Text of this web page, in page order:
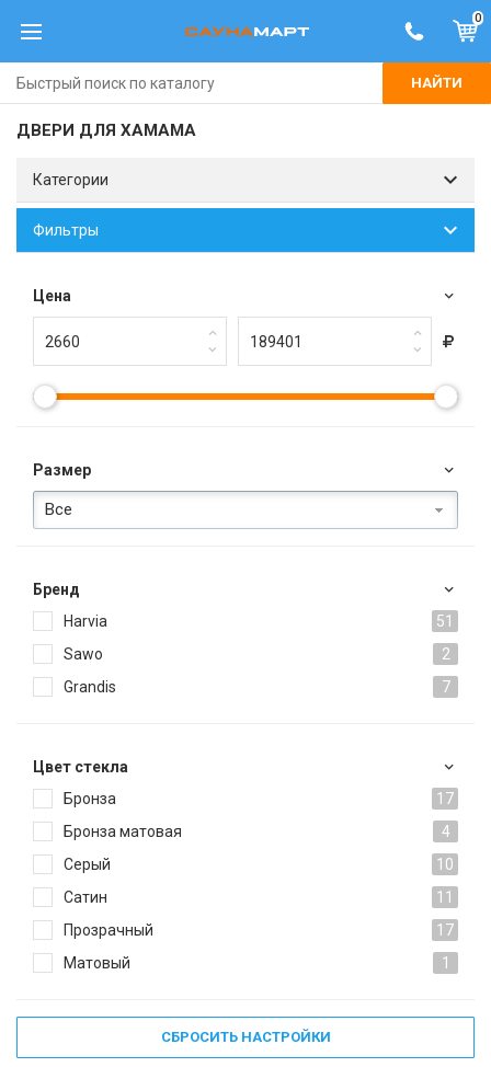
0
НАЙТИ
ДВЕРИ ДЛЯ ХАМАМА
Категории
Фильтры
Цена
Размер
Все
Брeнд
Harvia
51
Sawo
2
Grandis
7
Цвет стекла
Бронза
17
Бронза матовая
4
Серый
10
Сатин
11
Прозрачный
17
Матовый
1
СБРОСИТЬ НАСТРОЙКИ